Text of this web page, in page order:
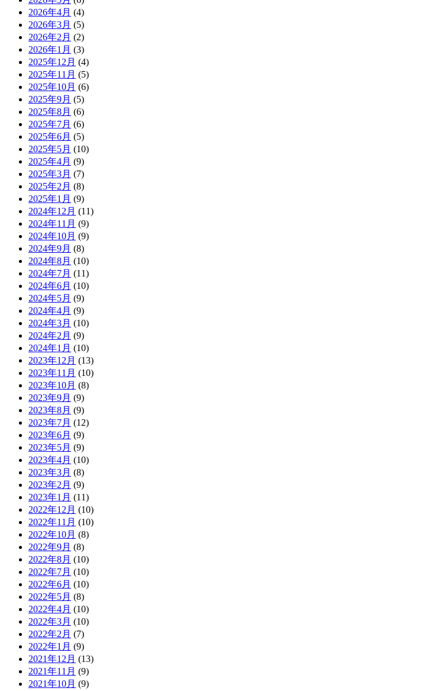
2026年4月 (4)
2026年3月 (5)
2026年2月 (2)
2026年1月 (3)
2025年12月 (4)
2025年11月 (5)
2025年10月 (6)
2025年9月 (5)
2025年8月 (6)
2025年7月 (6)
2025年6月 (5)
2025年5月 (10)
2025年4月 (9)
2025年3月 (7)
2025年2月 (8)
2025年1月 (9)
2024年12月 (11)
2024年11月 (9)
2024年10月 (9)
2024年9月 (8)
2024年8月 (10)
2024年7月 (11)
2024年6月 (10)
2024年5月 (9)
2024年4月 (9)
2024年3月 (10)
2024年2月 (9)
2024年1月 (10)
2023年12月 (13)
2023年11月 (10)
2023年10月 (8)
2023年9月 (9)
2023年8月 (9)
2023年7月 (12)
2023年6月 (9)
2023年5月 (9)
2023年4月 (10)
2023年3月 (8)
2023年2月 (9)
2023年1月 (11)
2022年12月 (10)
2022年11月 (10)
2022年10月 (8)
2022年9月 (8)
2022年8月 (10)
2022年7月 (10)
2022年6月 (10)
2022年5月 (8)
2022年4月 (10)
2022年3月 (10)
2022年2月 (7)
2022年1月 (9)
2021年12月 (13)
2021年11月 (9)
2021年10月 (9)